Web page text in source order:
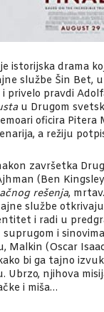
je istorijska drama
službe Šin Bet,
privelo pravdi
u Drugom
oficira Pitera
a režiju
završetka
(Ben
rešenja,
službe
i radi u
suprugom i
Malkin (Oscar
bi ga tajno
Ubrzo, njihova
i miša…